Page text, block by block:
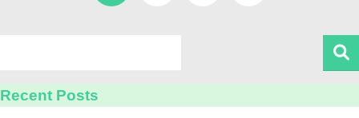
Recent Posts